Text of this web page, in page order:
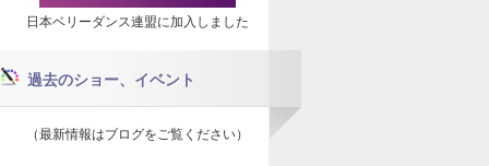
日本ベリーダンス連盟に加入しました
過去のショー、イベント
（最新情報はブログをご覧ください）